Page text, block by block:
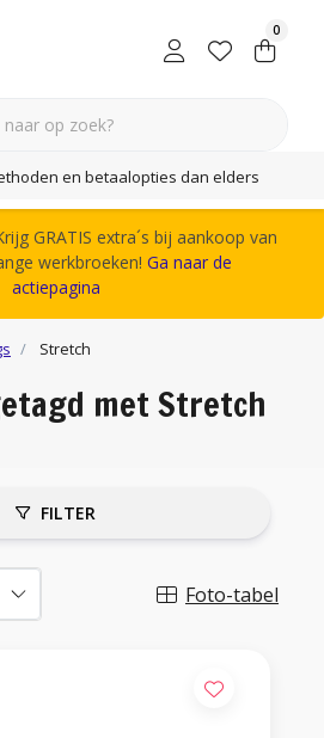
0
en betaalopties dan elders
GRATIS extra´s bij aankoop van
werkbroeken! Ga naar de
actiepagina
Stretch
met Stretch
FILTER
Foto-tabel